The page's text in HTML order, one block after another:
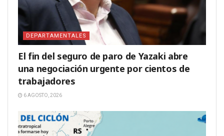
DEPARTAMENTALES
El fin del seguro de paro de Yazaki abre
una negociación urgente por cientos de
trabajadores
6 AGOSTO, 2026